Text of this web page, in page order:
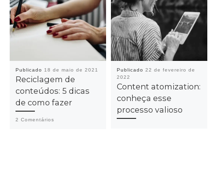
Publicado 18 de maio de 2021
Reciclagem de
conteúdos: 5 dicas
de como fazer
2 Comentários
Publicado 22 de fevereiro de
2022
Content atomization:
conheça esse
processo valioso